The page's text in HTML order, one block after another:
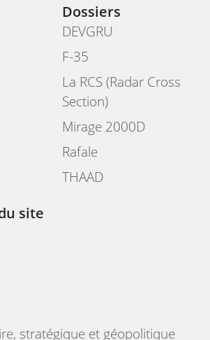
Dossiers
DEVGRU
F-35
La RCS (Radar Cross
Section)
Mirage 2000D
Rafale
THAAD
site
stratégique et géopolitique